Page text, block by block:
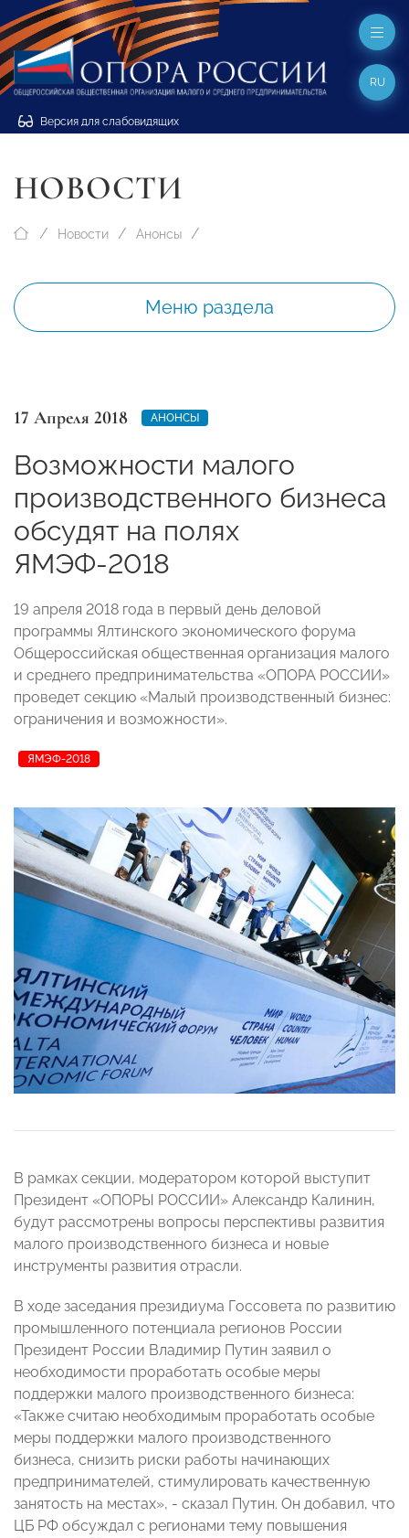
Версия для слабовидящих
RU
НОВОСТИ
Новости Анонсы
Меню раздела
17 Апреля 2018 АНОНСЫ
Возможности малого
производственного бизнеса
обсудят на полях
ЯМЭФ-2018
19 апреля 2018 года в первый день деловой
программы Ялтинского экономического форума
Общероссийская общественная организация малого
и среднего предпринимательства «ОПОРА РОССИИ»
проведет секцию «Малый производственный бизнес:
ограничения и возможности».
ЯМЭФ-2018
В рамках секции, модератором которой выступит
Президент «ОПОРЫ РОССИИ» Александр Калинин,
будут рассмотрены вопросы перспективы развития
малого производственного бизнеса и новые
инструменты развития отрасли.
В ходе заседания президиума Госсовета по развитию
промышленного потенциала регионов России
Президент России Владимир Путин заявил о
необходимости проработать особые меры
поддержки малого производственного бизнеса:
«Также считаю необходимым проработать особые
меры поддержки малого производственного
бизнеса, снизить риски работы начинающих
предпринимателей, стимулировать качественную
занятость на местах», - сказал Путин. Он добавил, что
ЦБ РФ обсуждал с регионами тему повышения